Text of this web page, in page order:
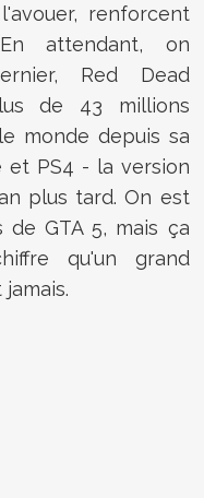
renforcent
attendant, on
Red Dead
de 43 millions
monde depuis sa
et PS4 - la version
plus tard. On est
GTA 5, mais ça
qu'un grand